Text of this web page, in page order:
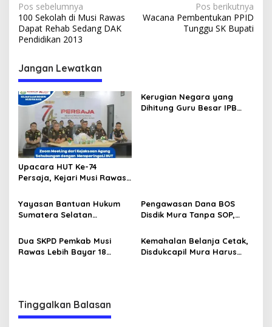
N
a
v
i
g
a
s
p
o
s
Pos sebelumnya
100 Sekolah di Musi Rawas
Dapat Rehab Sedang DAK
Pendidikan 2013
Pos berikutnya
Wacana Pembentukan PPID
Tunggu SK Bupati
Jangan Lewatkan
Upacara HUT Ke-74
Persaja, Kejari Musi Rawas
Wujudkan Asta Cita
Penegakan Hukum
Kerugian Negara yang
Dihitung Guru Besar IPB
Yayasan Bantuan Hukum
Sumatera Selatan
Siap Dibentuk, Ketuanya
Bahet Edi Kuswoyo
Pengawasan Dana BOS
Disdik Mura Tanpa SOP,
Hingga Rp8,2 Miliar
Dua SKPD Pemkab Musi
Rawas Lebih Bayar 18
Kemahalan Belanja Cetak,
Disdukcapil Mura Harus
Tinggalkan Balasan